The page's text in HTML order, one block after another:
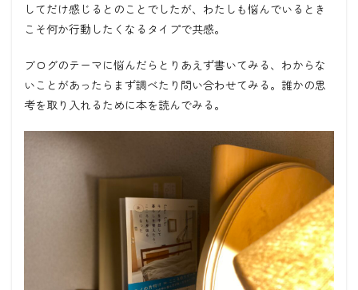
してだけ感じるとのことでしたが、わたしも悩んでいるとき
こそ何か行動したくなるタイプで共感。
ブログのテーマに悩んだらとりあえず書いてみる、わからな
いことがあったらまず調べたり問い合わせてみる。誰かの思
考を取り入れるために本を読んでみる。